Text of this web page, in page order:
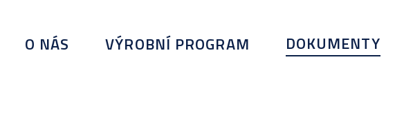
O NÁS VÝROBNÍ PROGRAM DOKUMENTY